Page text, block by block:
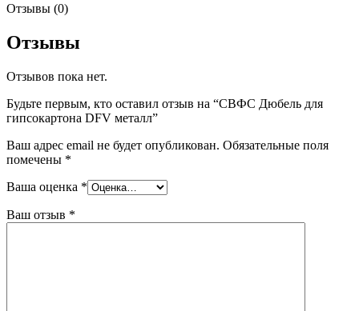
Отзывы (0)
Отзывы
Отзывов пока нет.
Будьте первым, кто оставил отзыв на “СВФС Дюбель для
гипсокартона DFV металл”
Ваш адрес email не будет опубликован. Обязательные поля
помечены *
Ваша оценка *
Ваш отзыв *